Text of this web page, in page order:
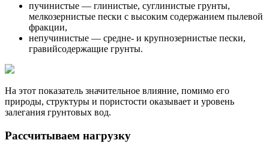
пучинистые — глинистые, суглинистые грунты,
мелкозернистые пески с высоким содержанием пылевой
фракции,
непучинистые — средне- и крупнозернистые пески,
гравийсодержащие грунты.
На этот показатель значительное влияние, помимо его
природы, структуры и пористости оказывает и уровень
залегания грунтовых вод.
Рассчитываем нагрузку